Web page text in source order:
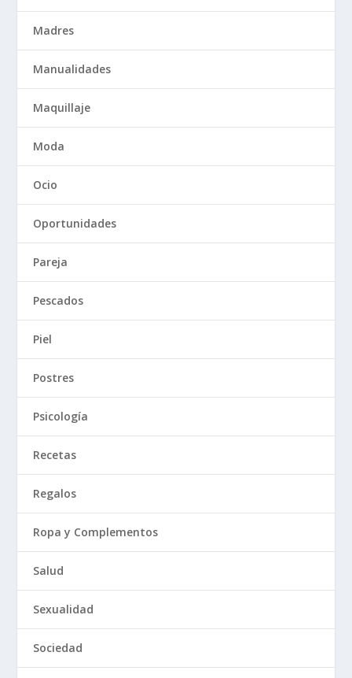
Madres
Manualidades
Maquillaje
Moda
Ocio
Oportunidades
Pareja
Pescados
Piel
Postres
Psicología
Recetas
Regalos
Ropa y Complementos
Salud
Sexualidad
Sociedad